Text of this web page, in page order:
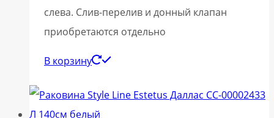
слева. Слив-перелив и донный клапан
приобретаются отдельно
В корзину